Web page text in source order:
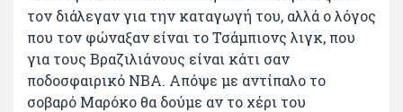
τον διάλεγαν για την καταγωγή του, αλλά ο λόγος
που τον φώναξαν είναι το Τσάμπιονς λιγκ, που
για τους Βραζιλιάνους είναι κάτι σαν
ποδοσφαιρικό ΝΒΑ. Απόψε με αντίπαλο το
σοβαρό Μαρόκο θα δούμε αν το χέρι του